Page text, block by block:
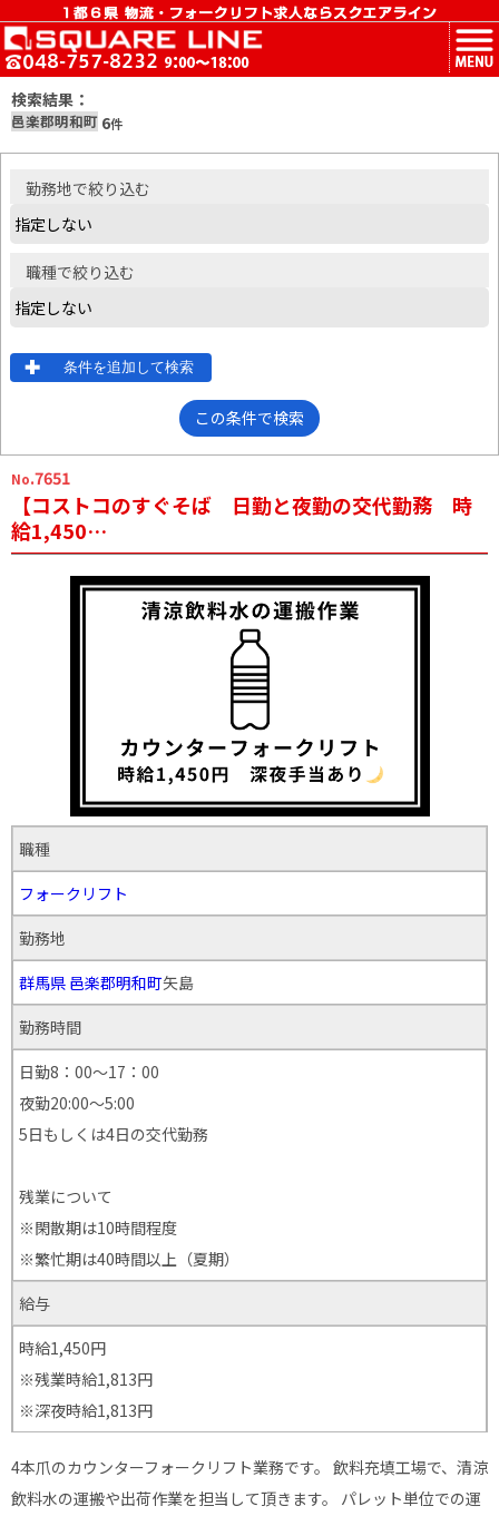
MENU
検索結果：
邑楽郡明和町 6件
勤務地で絞り込む
職種で絞り込む
条件を追加して検索
この条件で検索
No.7651
【コストコのすぐそば 日勤と夜勤の交代勤務 時
給1,450…
職種
フォークリフト
勤務地
群馬県 邑楽郡明和町矢島
勤務時間
日勤8：00～17：00
夜勤20:00～5:00
5日もしくは4日の交代勤務
残業について
※閑散期は10時間程度
※繁忙期は40時間以上（夏期）
給与
時給1,450円
※残業時給1,813円
※深夜時給1,813円
4本爪のカウンターフォークリフト業務です。 飲料充填工場で、清涼
飲料水の運搬や出荷作業を担当して頂きます。 パレット単位での運